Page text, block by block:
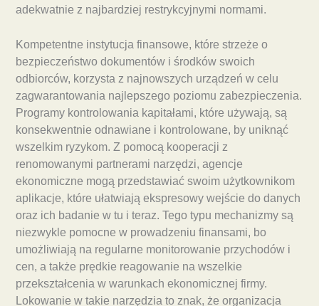
adekwatnie z najbardziej restrykcyjnymi normami.
Kompetentne instytucja finansowe, które strzeże o
bezpieczeństwo dokumentów i środków swoich
odbiorców, korzysta z najnowszych urządzeń w celu
zagwarantowania najlepszego poziomu zabezpieczenia.
Programy kontrolowania kapitałami, które używają, są
konsekwentnie odnawiane i kontrolowane, by uniknąć
wszelkim ryzykom. Z pomocą kooperacji z
renomowanymi partnerami narzędzi, agencje
ekonomiczne mogą przedstawiać swoim użytkownikom
aplikacje, które ułatwiają ekspresowy wejście do danych
oraz ich badanie w tu i teraz. Tego typu mechanizmy są
niezwykle pomocne w prowadzeniu finansami, bo
umożliwiają na regularne monitorowanie przychodów i
cen, a także prędkie reagowanie na wszelkie
przekształcenia w warunkach ekonomicznej firmy.
Lokowanie w takie narzędzia to znak, że organizacja